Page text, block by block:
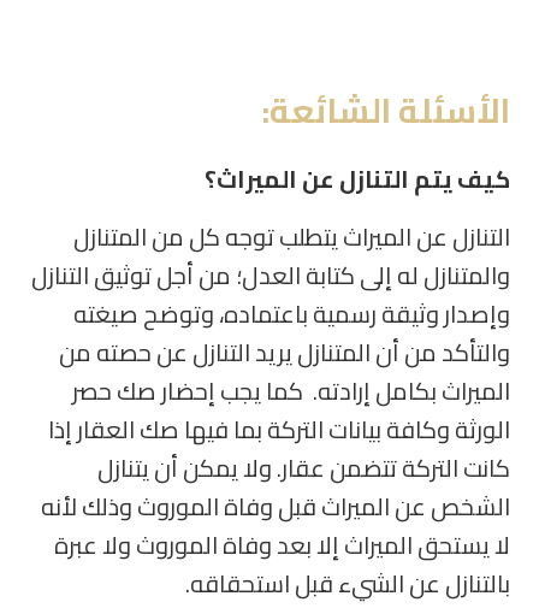
الأسئلةالشائعة:
كيف يتم التنازل عن الميراث؟
التنازل عن الميراث يتطلب توجه كل من المتنازل
والمتنازل له إلى كتابة العدل؛ من أجل توثيق التنازل
وإصدار وثيقة رسمية باعتماده، وتوضح صيغته
والتأكد من أن المتنازل يريد التنازل عن حصته من
الميراث بكامل إرادته. كما يجب إحضار صك حصر
الورثة وكافة بيانات التركة بما فيها صك العقار إذا
كانت التركة تتضمن عقار.ولا يمكن أن يتنازل
الشخص عن الميراث قبل وفاة الموروث وذلك لأنه
لا يستحق الميراث إلا بعد وفاة الموروث ولا عبرة
بالتنازل عن الشيء قبل استحقاقه.